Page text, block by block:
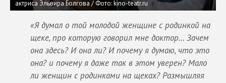
актриса Эльвира Болгова /Фото: kino-teatr.ru
«Я думал о той молодой женщине с родинкой на
щеке, про которую говорил мне доктор… Зачем
она здесь? И она ли? И почему я думаю, что это
она? и почему я даже так в этом уверен? Мало
ли женщин с родинками на щеках? Размышляя